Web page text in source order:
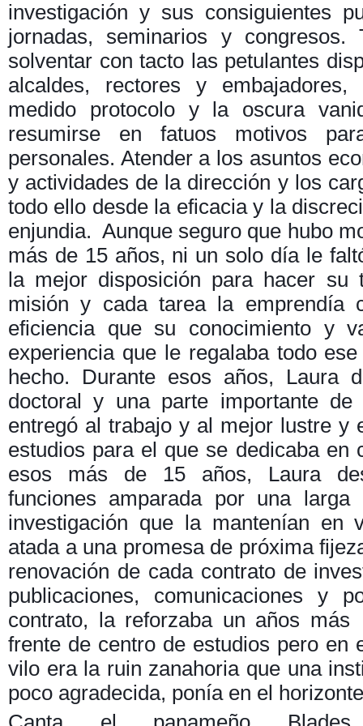
investigación y sus consiguientes
jornadas, seminarios y congresos.
solventar con tacto las petulantes
alcaldes, rectores y
medido protocolo y la oscura
resumirse en fatuos motivos
personales. Atender a los asuntos
y actividades de la dirección y los
todo ello desde la eficacia y la
enjundia. Aunque seguro que hubo
más de 15 años, ni un solo día le
la mejor disposición para hacer su
misión y cada tarea la emprendía
eficiencia que su conocimiento y
experiencia que le regalaba todo
hecho. Durante esos años, Laura
doctoral y una parte importante
entregó al trabajo y al mejor lustre y
estudios para el que se dedicaba en
esos más de 15 años, Laura
funciones amparada por una
investigación que la mantenían en
atada a una promesa de próxima
renovación de cada contrato de
publicaciones, comunicaciones y
contrato, la reforzaba un años
frente de centro de estudios pero en
vilo era la ruin zanahoria que una
poco agradecida, ponía en el